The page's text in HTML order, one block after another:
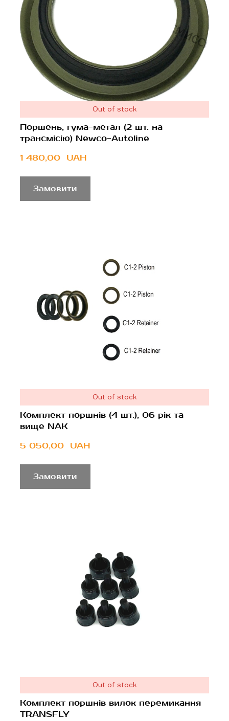
Out of stock
Поршень, гума-метал (2 шт. на
трансмісію) Newco-Autoline
1 480,00  UAH
Замовити
Out of stock
Комплект поршнів (4 шт.), 06 рік та
вище NAK
5 050,00  UAH
Замовити
Out of stock
Комплект поршнів вилок перемикання
TRANSFLY